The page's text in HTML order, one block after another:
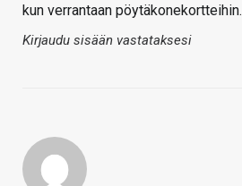
kun verrantaan pöytäkonekortteihin.
Kirjaudu sisään vastataksesi